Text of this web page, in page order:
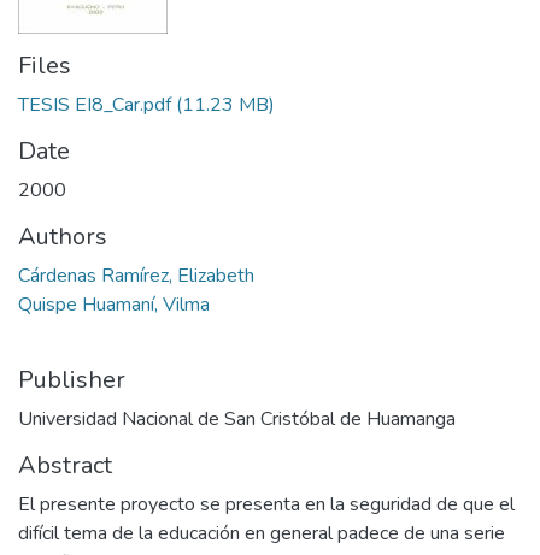
Files
TESIS EI8_Car.pdf(11.23 MB)
Date
2000
Authors
Cárdenas Ramírez, Elizabeth
Quispe Huamaní, Vilma
Publisher
Universidad Nacional de San Cristóbal de Huamanga
Abstract
El presente proyecto se presenta en la seguridad de que el
difícil tema de la educación en general padece de una serie